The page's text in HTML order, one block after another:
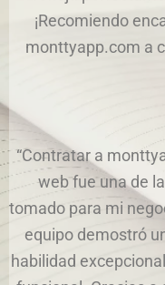
¡Recomiendo
monttyapp.com a
“Contratar a
web fue una de
tomado para mi
equipo demostró
habilidad